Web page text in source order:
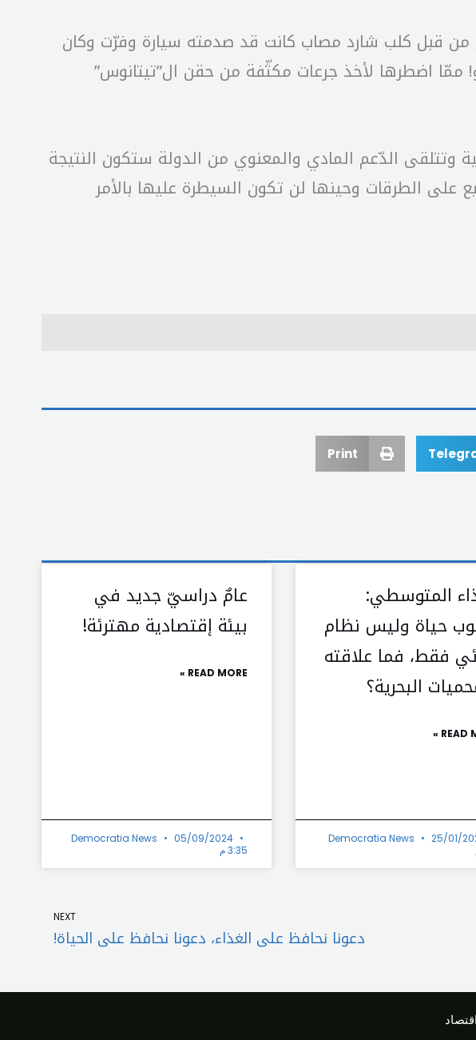
من قبل كلب شارد مصاب كانت قد صدمته سيارة وفرّت وكان
ممّا اضطرها لأخذ جرعات مكثّفة من حقن ال”تيتانوس”
وتتلقى الدّعم المادي والمعنوي من الدولة ستكون النتيجة
على الطرقات وحينها لن تكون السيطرة عليها بالأمر
Print
المتوسطي:
حياة وليس نظام
فقط، فما علاقته
البحرية؟
READ
Democratia News
25/01/
عامٌ دراسيّ جديد في
بيئة إقتصادية مهترئة!
READ MORE »
Democratia News
05/09/2024
3:35 م
NEXT
دعونا نحافظ على الغذاء، دعونا نحافظ على الحياة!
اقتصاد